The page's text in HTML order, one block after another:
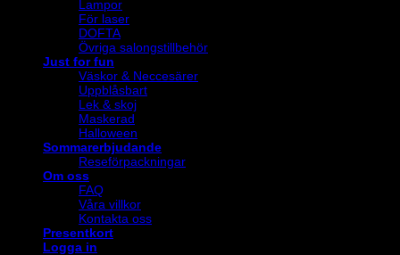
Lampor
För laser
DOFTA
Övriga salongstillbehör
Just for fun
Väskor & Neccesärer
Uppblåsbart
Lek & skoj
Maskerad
Halloween
Sommarerbjudande
Reseförpackningar
Om oss
FAQ
Våra villkor
Kontakta oss
Presentkort
Logga in